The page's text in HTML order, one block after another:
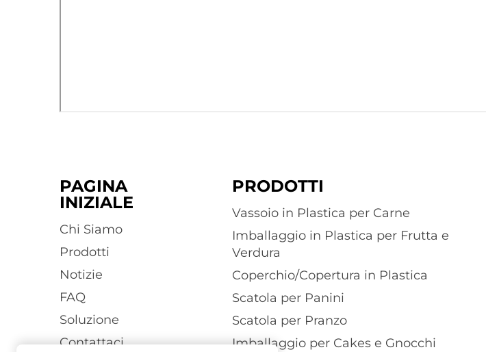
PAGINA
INIZIALE
Chi Siamo
Prodotti
Notizie
FAQ
Soluzione
Contattaci
PRODOTTI
Vassoio in Plastica per Carne
Imballaggio in Plastica per Frutta e
Verdura
Coperchio/Copertura in Plastica
Scatola per Panini
Scatola per Pranzo
Imballaggio per Cakes e Gnocchi